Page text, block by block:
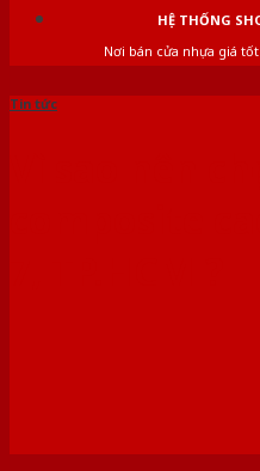
HỆ THỐNG
Nơi bán cửa nhựa giá
Tin tức